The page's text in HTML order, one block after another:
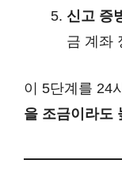
신고 증
금 계좌
이 5단계를 24
을 조금이라도